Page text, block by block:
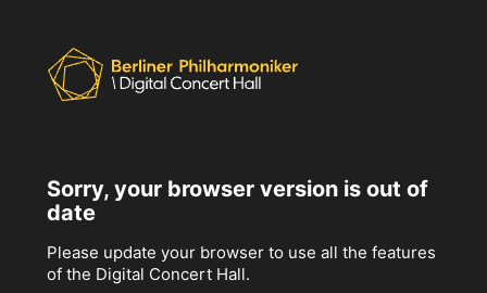
Sorry, your browser version is out of
date
Please update your browser to use all the features
of the Digital Concert Hall.